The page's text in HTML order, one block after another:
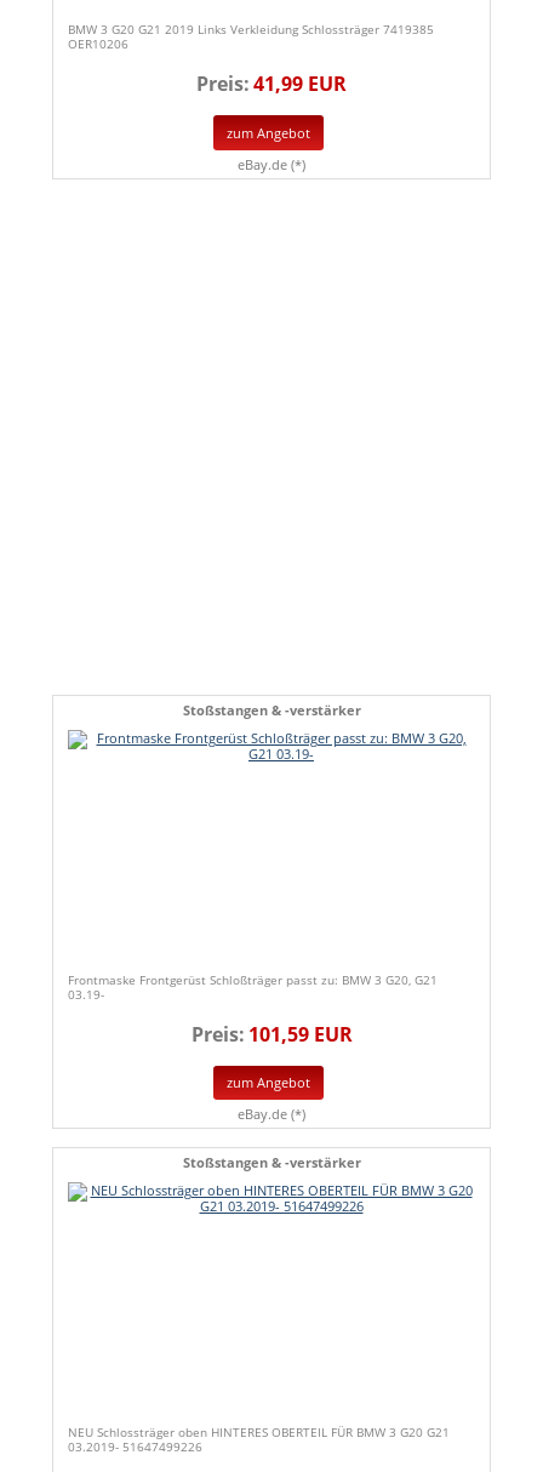
BMW 3 G20 G21 2019 Links Verkleidung Schlossträger 7419385
OER10206
Preis:41,99 EUR
zum Angebot
eBay.de (*)
Stoßstangen & -verstärker
Frontmaske Frontgerüst Schloßträger passt zu: BMW 3 G20, G21
03.19-
Preis: 101,59 EUR
zum Angebot
eBay.de (*)
Stoßstangen & -verstärker
NEU Schlossträger oben HINTERES OBERTEIL FÜR BMW 3 G20 G21
03.2019- 51647499226